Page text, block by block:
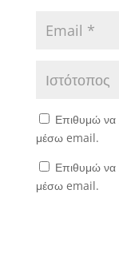
Επιθυμώ να
μέσω email.
Επιθυμώ να
μέσω email.